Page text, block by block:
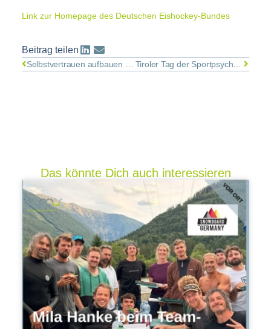
Link zur Homepage des Deutschen Eishockey-Bundes
Beitrag teilen
Selbstvertrauen aufbauen – durch clevere Schlagplanung Tiroler Tag der Sportpsychologie 2017
Das könnte Dich auch interessieren